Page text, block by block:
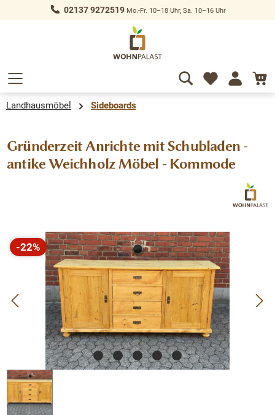
springen 02137 9272519Mo.-Fr. 10–18 Uhr, Sa. 10–16 Uhr
Landhausmöbel Sideboards
Gründerzeit Anrichte mit Schubladen -
antike Weichholz Möbel - Kommode
Bildergalerie überspringen
-22%
Rabatt